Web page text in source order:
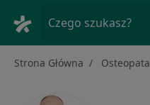
Czego szukasz?
Strona Główna Osteopata